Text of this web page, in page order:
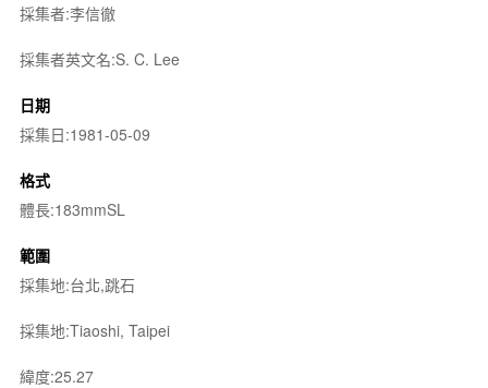
採集者:李信徹
採集者英文名:S. C. Lee
日期
採集日:1981-05-09
格式
體長:183mmSL
範圍
採集地:台北,跳石
採集地:Tiaoshi, Taipei
緯度:25.27